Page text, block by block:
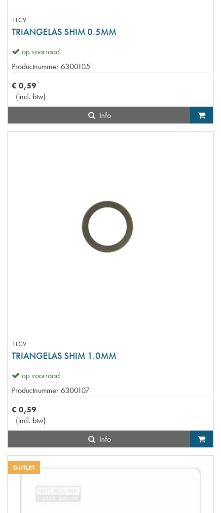
11CV
TRIANGELAS SHIM 0.5MM
op voorraad
Productnummer 6300105
€ 0,59
(incl. btw)
Info
11CV
TRIANGELAS SHIM 1.0MM
op voorraad
Productnummer 6300107
€ 0,59
(incl. btw)
Info
OUTLET